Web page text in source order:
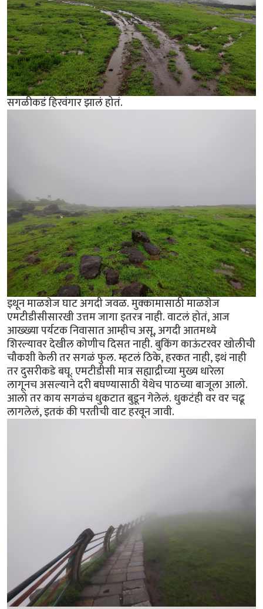
सगळीकडं हिरवंगार झालं होतं.
इथून माळशेज घाट अगदी जवळ. मुक्कामासाठी माळशेज
एमटीडीसीसारखी उत्तम जागा इतरत्र नाही. वाटलं होतं, आज
आख्ख्या पर्यटक निवासात आम्हीच असू, अगदी आतमध्ये
शिरल्यावर देखील कोणीच दिसत नाही. बुकिंग काऊंटरवर खोलीची
चौकशी केली तर सगळं फुल. म्हटलं ठिके, हरकत नाही, इथं नाही
तर दुसरीकडे बघू. एमटीडीसी मात्र सह्याद्रीच्या मुख्य धारेला
लागूनच असल्याने दरी बघण्यासाठी येथेच पाठच्या बाजूला आलो.
आलो तर काय सगळंच धुकटात बुडून गेलेलं. धुकटंही वर वर चढू
लागलेलं, इतकं की परतीची वाट हरवून जावी.